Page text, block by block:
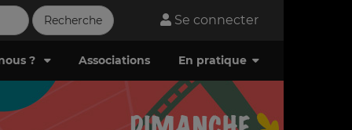
Se connecter
? Associations En pratique